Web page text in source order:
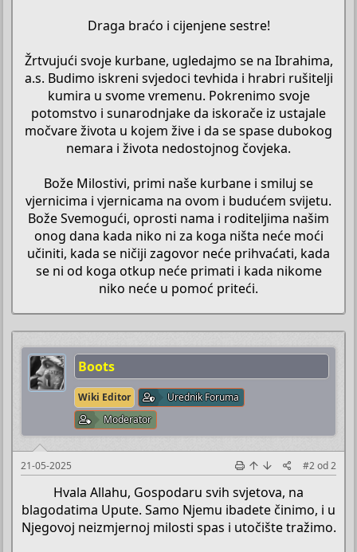
Draga braćo i cijenjene sestre!
Žrtvujući svoje kurbane, ugledajmo se na Ibrahima,
a.s. Budimo iskreni svjedoci tevhida i hrabri rušitelji
kumira u svome vremenu. Pokrenimo svoje
potomstvo i sunarodnjake da iskorače iz ustajale
močvare života u kojem žive i da se spase dubokog
nemara i života nedostojnog čovjeka.
Bože Milostivi, primi naše kurbane i smiluj se
vjernicima i vjernicama na ovom i budućem svijetu.
Bože Svemogući, oprosti nama i roditeljima našim
onog dana kada niko ni za koga ništa neće moći
učiniti, kada se ničiji zagovor neće prihvaćati, kada
se ni od koga otkup neće primati i kada nikome
niko neće u pomoć priteći.​
Boots
Wiki Editor
Urednik Foruma
Moderator
21-05-2025 #2od2
Hvala Allahu, Gospodaru svih svjetova, na
blagodatima Upute. Samo Njemu ibadete činimo, i u
Njegovoj neizmjernoj milosti spas i utočište tražimo.